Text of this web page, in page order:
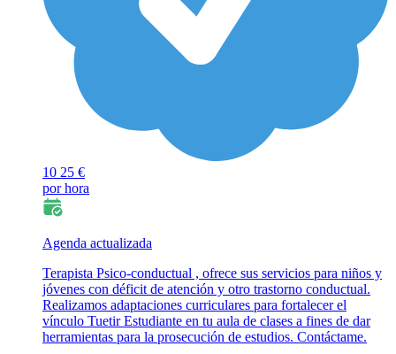
10 25 €
por hora
Agenda actualizada
Terapista Psico-conductual , ofrece sus servicios para niños y
jóvenes con déficit de atención y otro trastorno conductual.
Realizamos adaptaciones curriculares para fortalecer el
vínculo Tuetir Estudiante en tu aula de clases a fines de dar
herramientas para la prosecución de estudios. Contáctame.